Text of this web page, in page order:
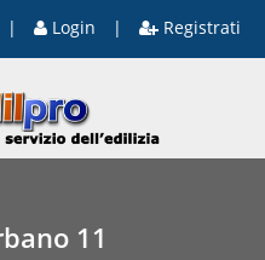
| Login | Registrati
11